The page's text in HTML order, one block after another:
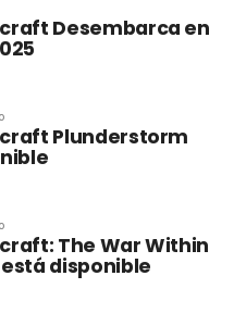
Desembarca en
Plunderstorm
The War Within
disponible